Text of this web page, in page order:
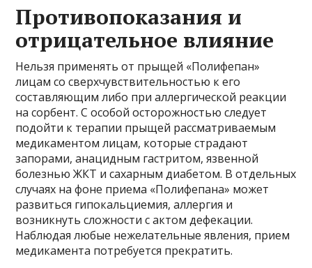
Противопоказания и
отрицательное влияние
Нельзя применять от прыщей «Полифепан»
лицам со сверхчувствительностью к его
составляющим либо при аллергической реакции
на сорбент. С особой осторожностью следует
подойти к терапии прыщей рассматриваемым
медикаментом лицам, которые страдают
запорами, анацидным гастритом, язвенной
болезнью ЖКТ и сахарным диабетом. В отдельных
случаях на фоне приема «Полифепана» может
развиться гипокальциемия, аллергия и
возникнуть сложности с актом дефекации.
Наблюдая любые нежелательные явления, прием
медикамента потребуется прекратить.